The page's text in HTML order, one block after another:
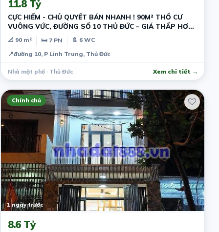
11.8 Tỷ
CỰC HIẾM - CHỦ QUYẾT BÁN NHANH ! 90M² THỔ CƯ
VUÔNG VỨC, ĐƯỜNG SỐ 10 THỦ ĐỨC – GIÁ THẤP HƠN
THỊ TRƯỜNG - DÒNG TIỀN SẴN
📐 90 m² 🛏 7 PN
🚿 6 WC
📍đường 10, P Linh Trung, Thủ Đức
Nhà mặt phố · Thủ Đức Xem chi tiết →
Chính chủ
1 ngày trước
8.6 Tỷ